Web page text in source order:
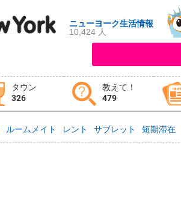
ニューヨーク生活情報
10,424 人
タウン
326
教えて！
479
ルームメイト レント サブレット 短期滞在